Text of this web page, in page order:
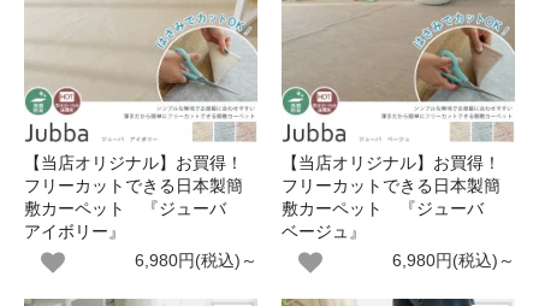
【当店オリジナル】お買得！
フリーカットできる日本製簡
敷カーペット 『ジューバ
アイボリー』
6,980円(税込)～
【当店オリジナル】お買得！
フリーカットできる日本製簡
敷カーペット 『ジューバ
ベージュ』
6,980円(税込)～